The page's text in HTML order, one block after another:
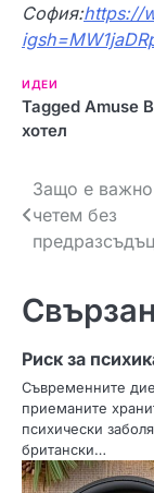
София:https://
ИДЕИ
Tagged Amuse
хотел
Н
а
и
г
а
ц
и
Защо е
четем без
Риск за
Съвременните
приеманите
психически
британски…